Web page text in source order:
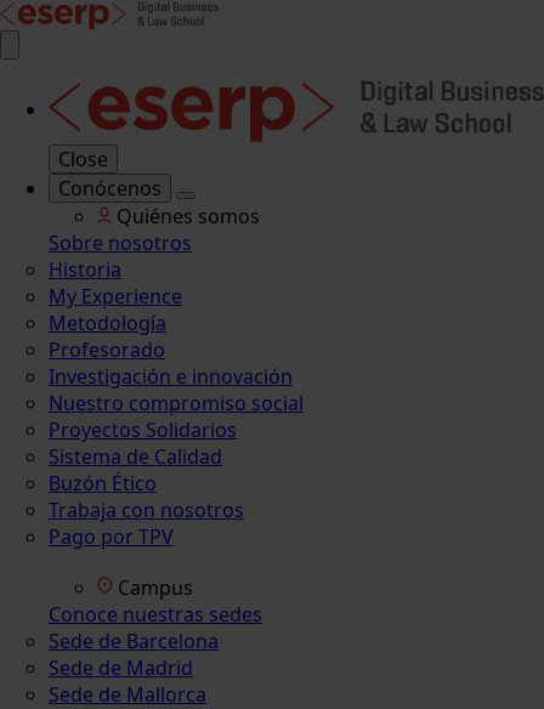
Close
Conócenos
Quiénes somos
Sobre nosotros
Historia
My Experience
Metodología
Profesorado
Investigación e innovación
Nuestro compromiso social
Proyectos Solidarios
Sistema de Calidad
Buzón Ético
Trabaja con nosotros
Pago por TPV
Campus
Conoce nuestras sedes
Sede de Barcelona
Sede de Madrid
Sede de Mallorca